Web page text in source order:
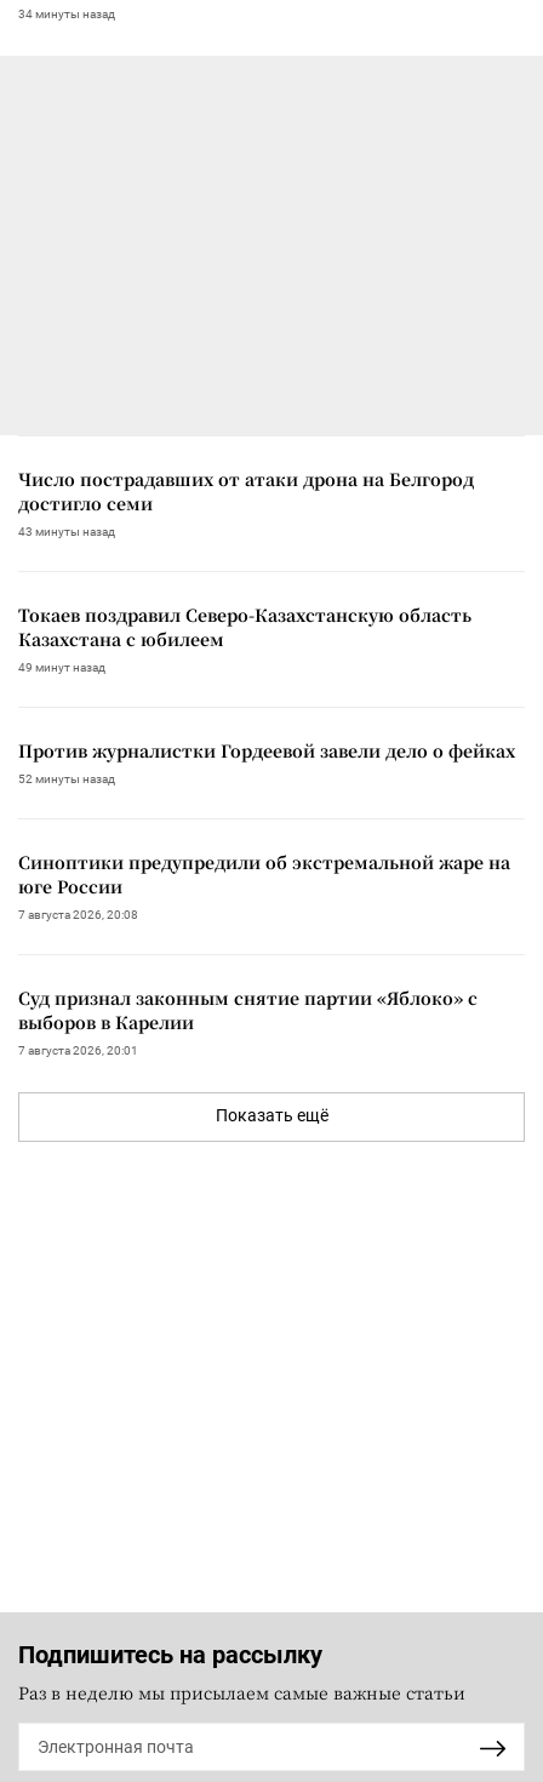
34 минуты назад
Число пострадавших от атаки дрона на Белгород
достигло семи
43 минуты назад
Токаев поздравил Северо-Казахстанскую область
Казахстана с юбилеем
49 минут назад
Против журналистки Гордеевой завели дело о фейках
52 минуты назад
Синоптики предупредили об экстремальной жаре на
юге России
7 августа 2026, 20:08
Суд признал законным снятие партии «Яблоко» с
выборов в Карелии
7 августа 2026, 20:01
Показать ещё
Подпишитесь на рассылку
Раз в неделю мы присылаем самые важные статьи